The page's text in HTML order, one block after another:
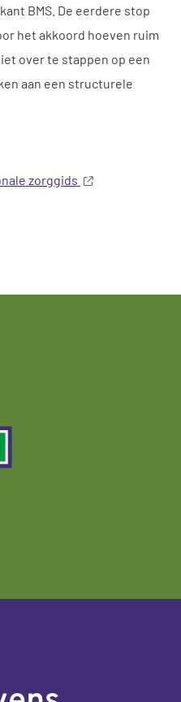
BMS. De eerdere stop
het akkoord hoeven ruim
over te stappen op een
aan een structurele
zorggids